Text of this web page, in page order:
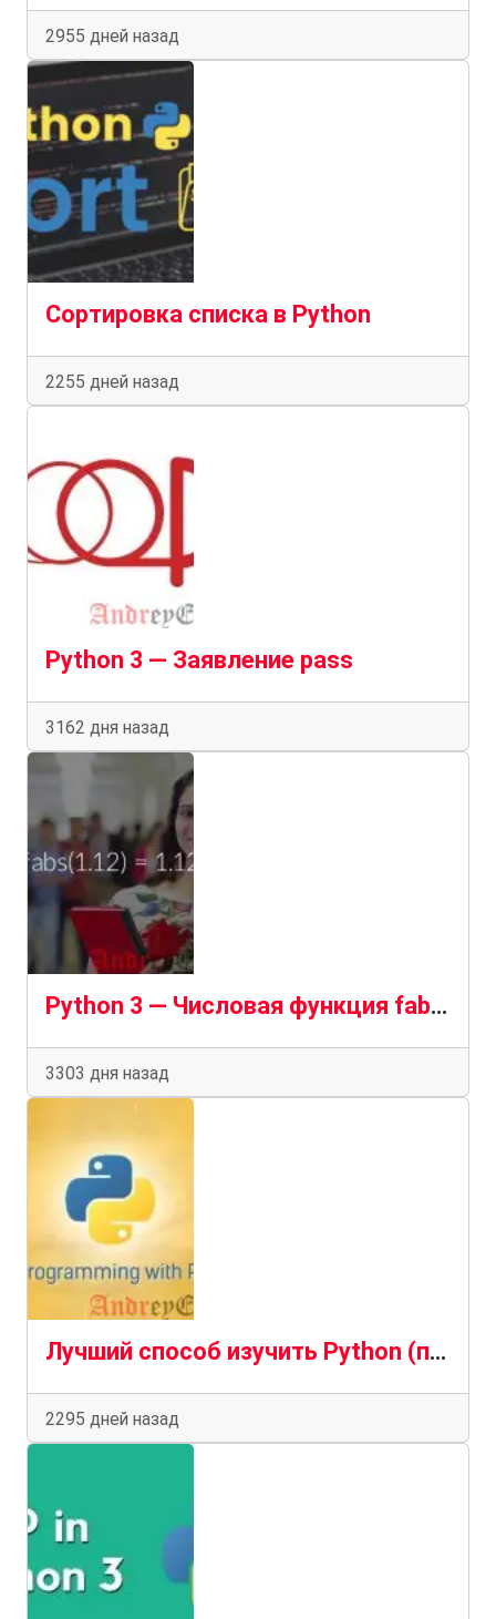
2955 дней назад
Сортировка списка в Python
2255 дней назад
Python 3 — Заявление pass
3162 дня назад
Python 3 — Числовая функция fabs()
3303 дня назад
Лучший способ изучить Python (пошаговое руководство 2020 года). Часть 5
2295 дней назад